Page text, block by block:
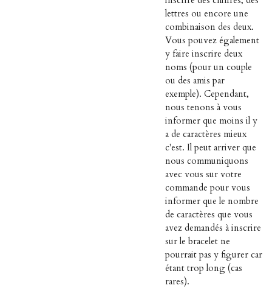
lettres ou encore une
combinaison des deux.
Vous pouvez également
y faire inscrire deux
noms (pour un couple
ou des amis par
exemple). Cependant,
nous tenons à vous
informer que moins il y
a de caractères mieux
c'est. Il peut arriver que
nous communiquons
avec vous sur votre
commande pour vous
informer que le nombre
de caractères que vous
avez demandés à inscrire
sur le bracelet ne
pourrait pas y figurer car
étant trop long (cas
rares).